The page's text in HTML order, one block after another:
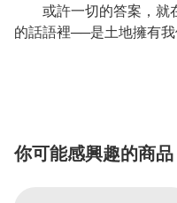
或許一切的答案，就
的話語裡──是土地擁有我
你可能感興趣的商品